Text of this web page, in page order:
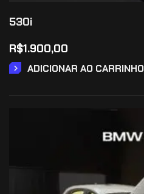
530i
R$1.900,00
ADICIONAR AO CARRINHO